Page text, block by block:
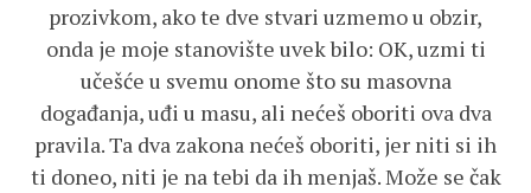
prozivkom, ako te dve stvari uzmemo u obzir,
onda je moje stanovište uvek bilo: OK, uzmi ti
učešće u svemu onome što su masovna
događanja, uđi u masu, ali nećeš oboriti ova dva
pravila. Ta dva zakona nećeš oboriti, jer niti si ih
ti doneo, niti je na tebi da ih menjaš. Može se čak